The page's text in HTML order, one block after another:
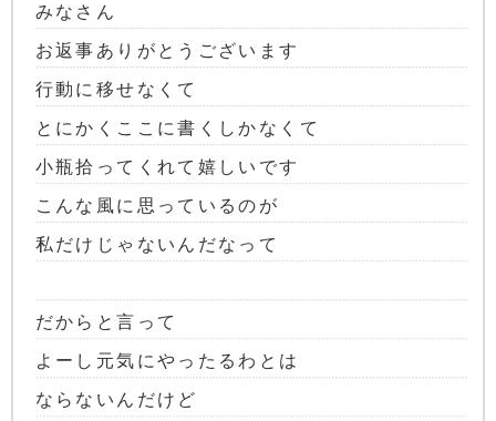
みなさん
お返事ありがとうございます
行動に移せなくて
とにかくここに書くしかなくて
小瓶拾ってくれて嬉しいです
こんな風に思っているのが
私だけじゃないんだなって
だからと言って
よーし元気にやったるわとは
ならないんだけど